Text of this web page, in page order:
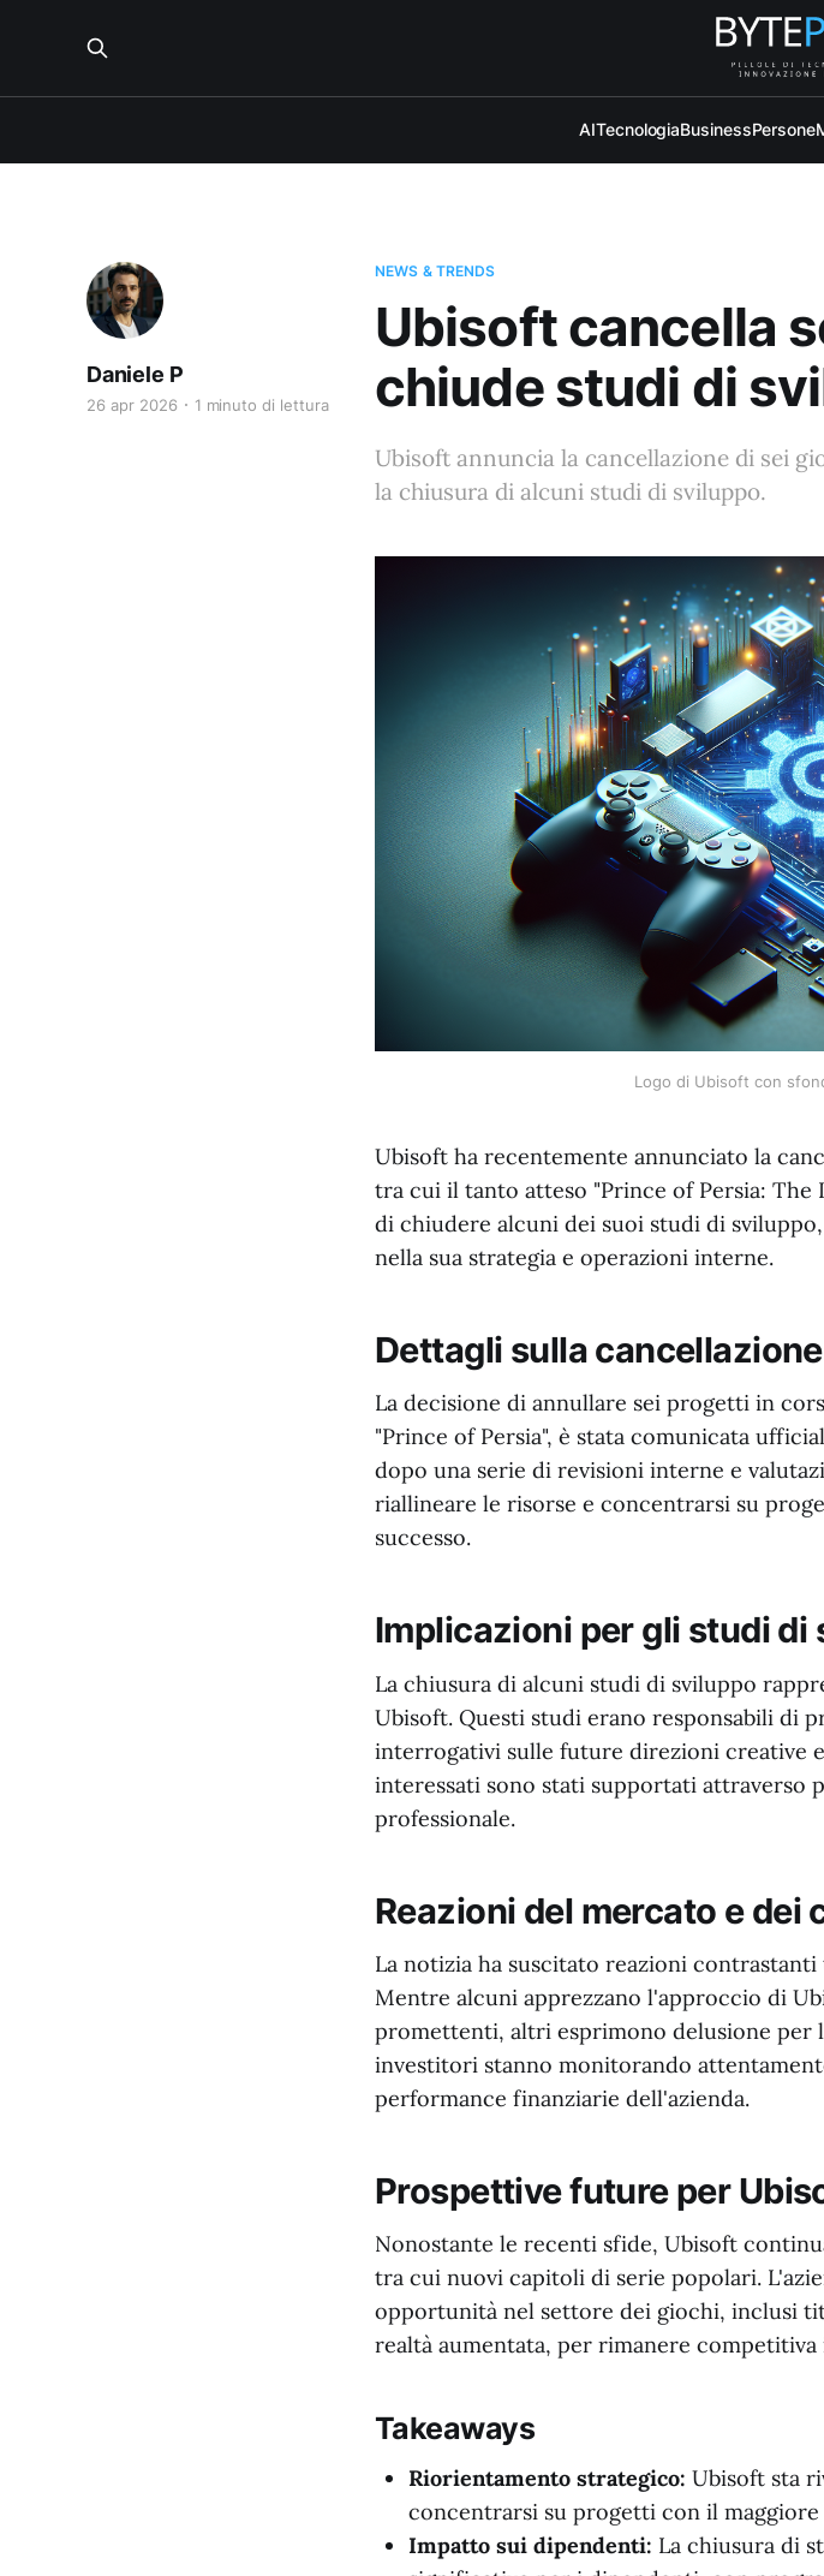
AITecnologiaBusinessPersone
NEWS & TRENDS
Ubisoft cancella
chiude studi di
Ubisoft annuncia la cancellazione di sei
la chiusura di alcuni studi di sviluppo.
Daniele P
26 apr 2026 1 minuto di lettura
Logo di Ubisoft con
Ubisoft ha recentemente annunciato la
tra cui il tanto atteso "Prince of Persia: The
di chiudere alcuni dei suoi studi di
nella sua strategia e operazioni interne.
Dettagli sulla
La decisione di annullare sei progetti in
"Prince of Persia", è stata comunicata
dopo una serie di revisioni interne e
riallineare le risorse e concentrarsi su
successo.
Implicazioni per gli studi di
La chiusura di alcuni studi di sviluppo
Ubisoft. Questi studi erano responsabili di
interrogativi sulle future direzioni creative
interessati sono stati supportati attraverso
professionale.
Reazioni del mercato e dei
La notizia ha suscitato reazioni
Mentre alcuni apprezzano l'approccio di
promettenti, altri esprimono delusione per
investitori stanno monitorando
performance finanziarie dell'azienda.
Prospettive future per
Nonostante le recenti sfide, Ubisoft
tra cui nuovi capitoli di serie popolari.
opportunità nel settore dei giochi, inclusi
realtà aumentata, per rimanere
Takeaways
Riorientamento strategico: Ubisoft sta
concentrarsi su progetti con il maggiore
Impatto sui dipendenti: La chiusura di